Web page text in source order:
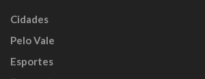
Cidades
Pelo Vale
Esportes